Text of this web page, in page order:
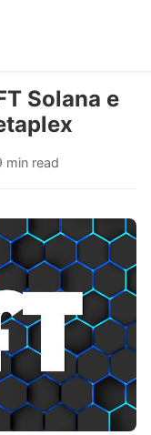
Solana e
min read